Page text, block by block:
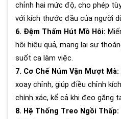
chỉnh hai mức độ, cho phép
với kích thước đầu của người
6. Đệm Thấm Hút Mồ Hôi:
hôi hiệu quả, mang lại sự
suốt ca làm việc.
7. Cơ Chế Núm Vặn Mượt Mà:
xoay chỉnh, giúp điều chỉnh
chính xác, kể cả khi đeo găng
8. Hệ Thống Treo Ngồi Thấp: